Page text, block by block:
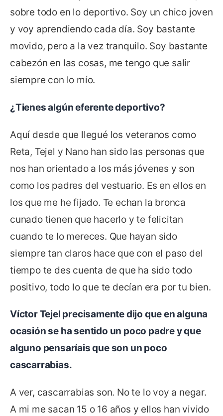
sobre todo en lo deportivo. Soy un chico joven
y voy aprendiendo cada día. Soy bastante
movido, pero a la vez tranquilo. Soy bastante
cabezón en las cosas, me tengo que salir
siempre con lo mío.
¿Tienes algún eferente deportivo?
Aquí desde que llegué los veteranos como
Reta, Tejel y Nano han sido las personas que
nos han orientado a los más jóvenes y son
como los padres del vestuario. Es en ellos en
los que me he fijado. Te echan la bronca
cunado tienen que hacerlo y te felicitan
cuando te lo mereces. Que hayan sido
siempre tan claros hace que con el paso del
tiempo te des cuenta de que ha sido todo
positivo, todo lo que te decían era por tu bien.
Víctor Tejel precisamente dijo que en alguna
ocasión se ha sentido un poco padre y que
alguno pensaríais que son un poco
cascarrabias.
A ver, cascarrabias son. No te lo voy a negar.
A mi me sacan 15 o 16 años y ellos han vivido